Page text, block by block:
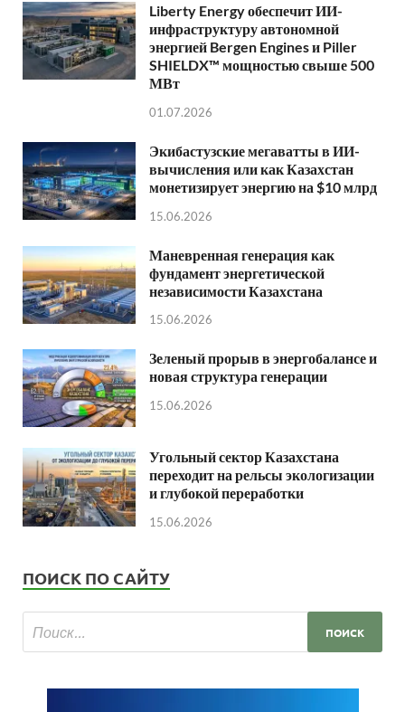
Liberty Energy обеспечит ИИ-
инфраструктуру автономной
энергией Bergen Engines и Piller
SHIELDX™ мощностью свыше 500
МВт
01.07.2026
Экибастузские мегаватты в ИИ-
вычисления или как Казахстан
монетизирует энергию на $10 млрд
15.06.2026
Маневренная генерация как
фундамент энергетической
независимости Казахстана
15.06.2026
Зеленый прорыв в энергобалансе и
новая структура генерации
15.06.2026
Угольный сектор Казахстана
переходит на рельсы экологизации
и глубокой переработки
15.06.2026
ПОИСК ПО САЙТУ